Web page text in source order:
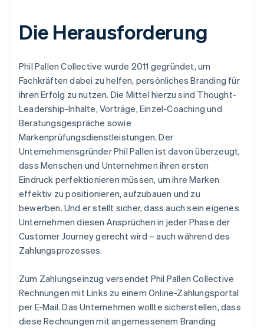
Die Herausforderung
Phil Pallen Collective wurde 2011 gegründet, um
Fachkräften dabei zu helfen, persönliches Branding für
ihren Erfolg zu nutzen. Die Mittel hierzu sind Thought-
Leadership-Inhalte, Vorträge, Einzel-Coaching und
Beratungsgespräche sowie
Markenprüfungsdienstleistungen. Der
Unternehmensgründer Phil Pallen ist davon überzeugt,
dass Menschen und Unternehmen ihren ersten
Eindruck perfektionieren müssen, um ihre Marken
effektiv zu positionieren, aufzubauen und zu
bewerben. Und er stellt sicher, dass auch sein eigenes
Unternehmen diesen Ansprüchen in jeder Phase der
Customer Journey gerecht wird – auch während des
Zahlungsprozesses.
Zum Zahlungseinzug versendet Phil Pallen Collective
Rechnungen mit Links zu einem Online-Zahlungsportal
per E-Mail. Das Unternehmen wollte sicherstellen, dass
diese Rechnungen mit angemessenem Branding